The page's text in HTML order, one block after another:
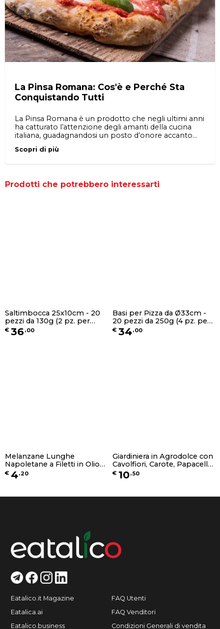
La Pinsa Romana: Cos'è e Perché Sta
Conquistando Tutti
La Pinsa Romana è un prodotto che negli ultimi anni
ha catturato l’attenzione degli amanti della cucina
italiana, guadagnandosi un posto d’onore accanto
romana, quali sono le sue origini, e perché è così
disponibili su Eatalico.it.
Scopri di più
Prodotti che potrebbero interessarti
Saltimbocca 25x10cm - 20
pezzi da 130g (2 pz. per
busta)
€ 36 ,00
Basi per Pizza da Ø33cm -
20 pezzi da 250g (4 pz. per
busta)
€ 34,00
Melanzane Lunghe
Napoletane a Filetti in Olio
EVO - 180g, 580g o 1,7Kg
€ 4,20
Giardiniera in Agrodolce con
Cavolfiori, Carote, Papacella
Napoletana, Peschiole
Acerbe, Cipolla di Alife, Mele,
1,7Kg
€ 10,50
Eatalico.it Magazine
Eatalica.ai
Eatalico.business
FAQ Utenti
FAQ Venditori
Condizioni Generali di vendita